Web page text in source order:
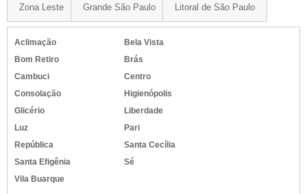
IMPRESSORA OFFSET DIGITAL PREÇO
IMPRESSORA OFFSET DE MESA NOVA
IMPRESSORA OFFSET PLANA
IMPRESSORA OFFSET PEQUENO PORTE PREÇO
IMPRESSORA OFFSET PARA JORNAIS
IMPRESSORA OFFSET
IMPRESSORA DE JORNAL
Zona Leste Grande São Paulo Litoral de São Paulo
Aclimação
Bela Vista
Bom Retiro
Brás
Cambuci
Centro
Consolação
Higienópolis
Glicério
Liberdade
Luz
Pari
República
Santa Cecília
Santa Efigênia
Sé
Vila Buarque